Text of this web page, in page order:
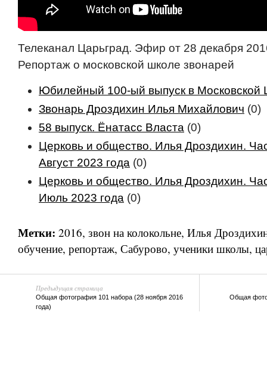
Телеканал Царьград. Эфир от 28 декабря
Репортаж о московской школе звонарей
Юбилейный 100-ый выпуск в Московской
Звонарь Дроздихин Илья Михайлович (0)
58 выпуск. Ёнатасс Власта (0)
Церковь и общество. Илья Дроздихин.
Август 2023 года (0)
Церковь и общество. Илья Дроздихин.
Июль 2023 года (0)
Метки: 2016, звон на колокольне, Илья
обучение, репортаж, Сабурово, ученики школы,
Предыдущая страница
Общая фотография 101 набора (28 ноября 2016
года)
Общая